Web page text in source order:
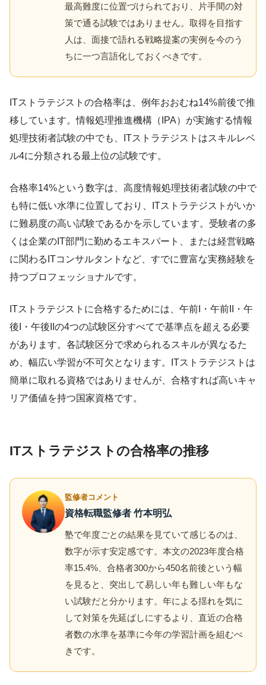
最高難度に位置づけられており、片手間の対
策で通る試験ではありません。取得を目指す
人は、面接で語れる戦略提案の実例を今のう
ちに一つ言語化しておくべきです。
ITストラテジストの合格率は、例年おおむね14%前後で推
移しています。情報処理推進機構（IPA）が実施する情報
処理技術者試験の中でも、ITストラテジストはスキルレベ
ル4に分類される最上位の試験です。
合格率14%という数字は、高度情報処理技術者試験の中で
も特に低い水準に位置しており、ITストラテジストがいか
に難易度の高い試験であるかを示しています。受験者の多
くは企業のIT部門に勤めるエキスパート、または経営戦略
に関わるITコンサルタントなど、すでに豊富な実務経験を
持つプロフェッショナルです。
ITストラテジストに合格するためには、午前I・午前II・午
後I・午後IIの4つの試験区分すべてで基準点を超える必要
があります。各試験区分で求められるスキルが異なるた
め、幅広い学習が不可欠となります。ITストラテジストは
簡単に取れる資格ではありませんが、合格すれば高いキャ
リア価値を持つ国家資格です。
ITストラテジストの合格率の推移
監修者コメント
資格転職監修者 竹本明弘
塾で年度ごとの結果を見ていて感じるのは、
数字が示す安定感です。本文の2023年度合格
率15.4%、合格者300から450名前後という幅
を見ると、突出して易しい年も難しい年もな
い試験だと分かります。年による揺れを気に
して対策を先延ばしにするより、直近の合格
者数の水準を基準に今年の学習計画を組むべ
きです。